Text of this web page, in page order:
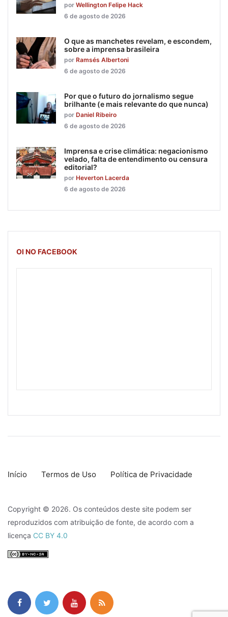
por Wellington Felipe Hack
6 de agosto de 2026
O que as manchetes revelam, e escondem,
sobre a imprensa brasileira
por Ramsés Albertoni
6 de agosto de 2026
Por que o futuro do jornalismo segue
brilhante (e mais relevante do que nunca)
por Daniel Ribeiro
6 de agosto de 2026
Imprensa e crise climática: negacionismo
velado, falta de entendimento ou censura
editorial?
por Heverton Lacerda
6 de agosto de 2026
OI NO FACEBOOK
Início Termos de Uso Política de Privacidade
Copyright © 2026. Os conteúdos deste site podem ser
reproduzidos com atribuição de fonte, de acordo com a
licença CC BY 4.0